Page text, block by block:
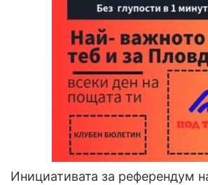
Инициативата за референдум